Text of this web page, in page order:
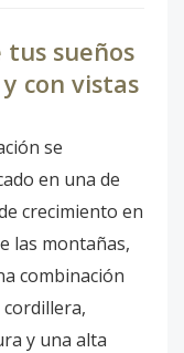
tus sueños
con vistas
se
en una de
crecimiento en
las montañas,
combinación
y una alta